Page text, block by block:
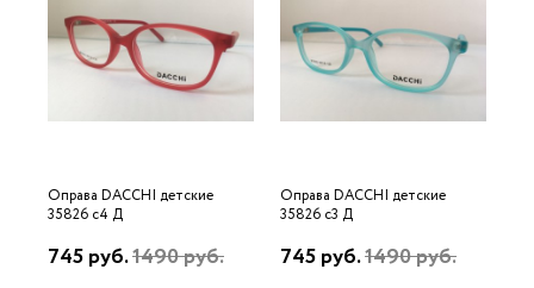
Оправа DACCHI детские
35826 c4 Д
745 руб.1490 руб.
Оправа DACCHI детские
35826 c3 Д
745 руб.1490 руб.